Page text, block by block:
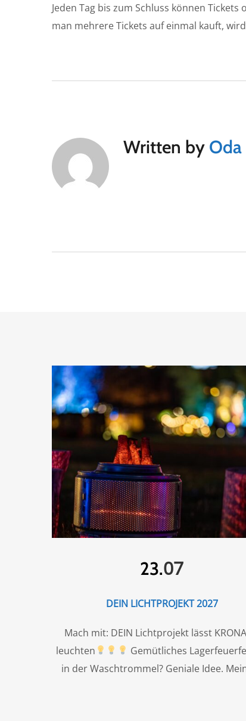
Jeden Tag bis zum Schluss können
man mehrere Tickets auf einmal kauft,
Written by
23.07
DEIN LICHTPROJEKT 2027
Mach mit: DEIN Lichtprojekt lässt
leuchten
Gemütliches
in der Waschtrommel? Geniale Idee.